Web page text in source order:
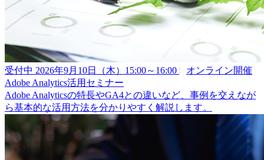
受付中 2026年9月10日（木）15:00～16:00
オンライン開催
Adobe Analytics活用セミナー
Adobe Analyticsの特長やGA4との違いなど、事例を交えなが
ら基本的な活用方法を分かりやすく解説します。